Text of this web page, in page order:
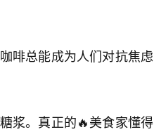
啡总能成为人们对抗焦虑
浆。真正的🔥美食家懂得